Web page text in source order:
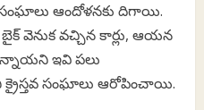
ఆందోళనకు దిగాయి.
వెనుక వచ్చిన కార్లు, ఆయన
ఇవి పలు
క్రైస్తవ సంఘాలు ఆరోపించాయి.